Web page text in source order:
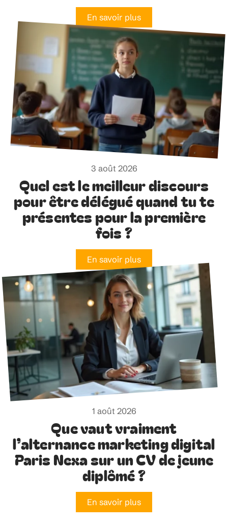
En savoir plus
3 août 2026
Quel est le meilleur discours
pour être délégué quand tu te
présentes pour la première
fois ?
En savoir plus
1 août 2026
Que vaut vraiment
l’alternance marketing digital
Paris Nexa sur un CV de jeune
diplômé ?
En savoir plus